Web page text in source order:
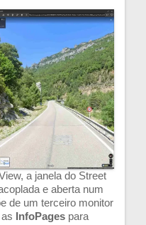
a janela do Street
e aberta num
de um terceiro monitor
InfoPagespara